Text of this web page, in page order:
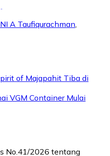
A Taufiqurachman,
of Majapahit Tiba di
VGM Container Mulai